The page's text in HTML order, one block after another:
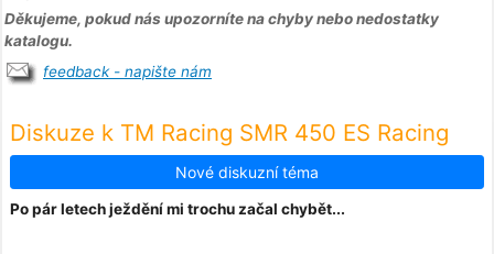
Děkujeme, pokud nás upozorníte na chyby nebo nedostatky
katalogu.
feedback - napište nám
Diskuze k TM Racing SMR 450 ES Racing
Nové diskuzní téma
Po pár letech ježdění mi trochu začal chybět...